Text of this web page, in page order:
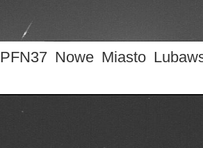
Nowe Miasto